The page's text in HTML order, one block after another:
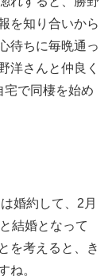
を知り合いから
待ちに毎晩通っ
洋さんと仲良く
宅で同棲を始め
婚約して、2月
結婚となって
を考えると、き
ね。